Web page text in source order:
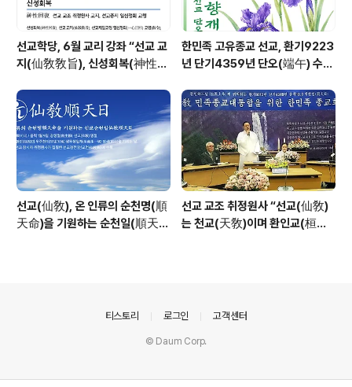
선교학당, 6월 교리 강좌 “선교 교
지(仙敎敎旨), 신성회복(神性回
열린학당
한민족 고유종교 선교, 환기9223
년 단기4359년 단오(端午) 수릿
사님 신성교화법문
선교(仙敎), 온 인류의 순천명(順
天命)을 기원하는 순천일(順天
선교 교조 취정원사 “선교(仙敎)
는 천교(天敎)이며 환인교(桓因
티스토리 로그인 고객센터
© Daum Corp.